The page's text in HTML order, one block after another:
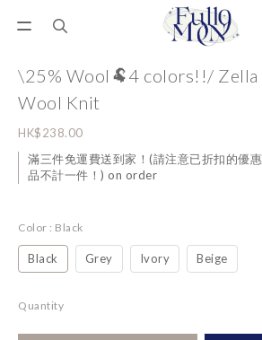
\25% Wool🐏4 colors!!/
Wool Knit
HK$238.00
滿三件免運費送到家！(請注意已折扣的優
品不計一件！) on order
Color : Black
Black Grey Ivory Beige
Quantity